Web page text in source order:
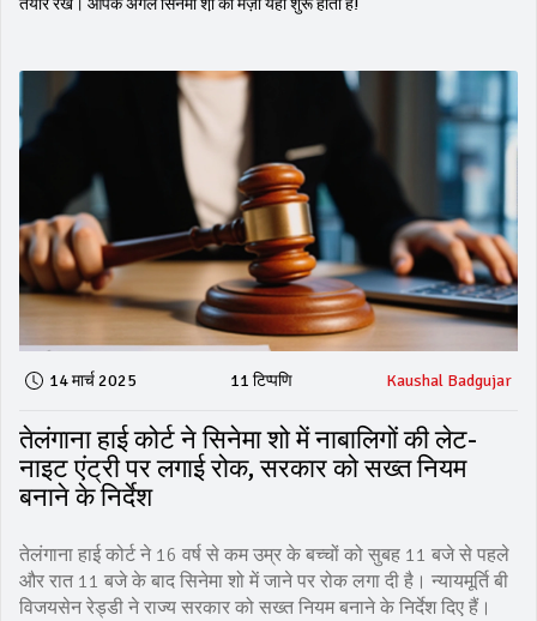
तैयार रखें। आपके अगले सिनेमा शॉ़ का मज़ा यहीं शुरू होता है!
14 मार्च 2025 11 टिप्पणि Kaushal Badgujar
तेलंगाना हाई कोर्ट ने सिनेमा शो में नाबालिगों की लेट-
नाइट एंट्री पर लगाई रोक, सरकार को सख्त नियम
बनाने के निर्देश
तेलंगाना हाई कोर्ट ने 16 वर्ष से कम उम्र के बच्चों को सुबह 11 बजे से पहले
और रात 11 बजे के बाद सिनेमा शो में जाने पर रोक लगा दी है। न्यायमूर्ति बी
विजयसेन रेड्डी ने राज्य सरकार को सख्त नियम बनाने के निर्देश दिए हैं।